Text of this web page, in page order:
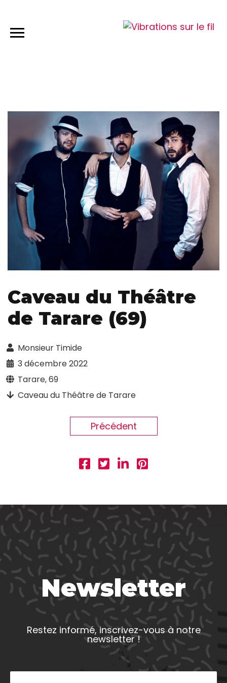
Caveau du Théâtre
de Tarare (69)
Monsieur Timide
3 décembre 2022
Tarare, 69
Caveau du Théâtre de Tarare
Précédent
Newsletter
Restez informé, inscrivez-vous à notre
newsletter !